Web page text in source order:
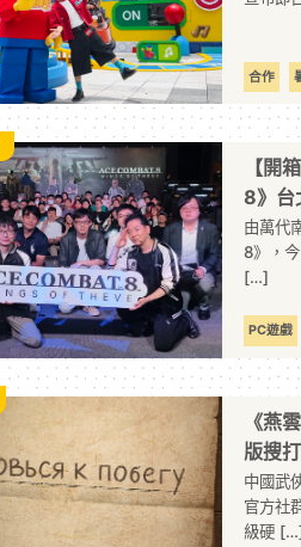
合作
【開
8》台
由萬代
8》，
[…]
PC遊戲
空戰遊戲
《燕
版搜
中國武
官方社
級硬